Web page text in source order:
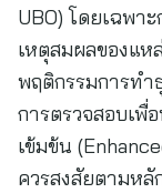
UBO) โดยเฉพา
เหตุสมผลของแห
พฤติกรรมการท
การตรวจสอบเพื่
เข้มข้น
ควรสงสัยตามห